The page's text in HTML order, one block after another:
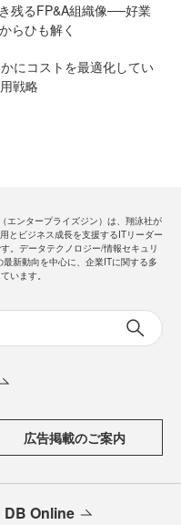
残るFP&A組織像──好業
らひも解く
にコストを最適化してい
戦略
エンタープライズジン）は、翔泳社が
とビジネス成長を支援するITリーダー
。データテクノロジー/情報セキュリ
最新動向を中心に、企業ITに関する多
います。
広告掲載のご案内
DB Online